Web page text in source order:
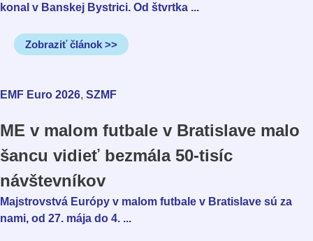
konal v Banskej Bystrici. Od štvrtka ...
Zobraziť článok >>
EMF Euro 2026, SZMF
ME v malom futbale v Bratislave malo
šancu vidieť bezmála 50-tisíc
návštevníkov
Majstrovstvá Európy v malom futbale v Bratislave sú za
nami, od 27. mája do 4. ...